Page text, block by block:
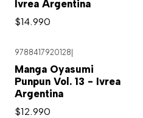
Ivrea Argentina
$14.990
9788417920128
Manga Oyasumi
Punpun Vol. 13 - Ivrea
Argentina
$12.990